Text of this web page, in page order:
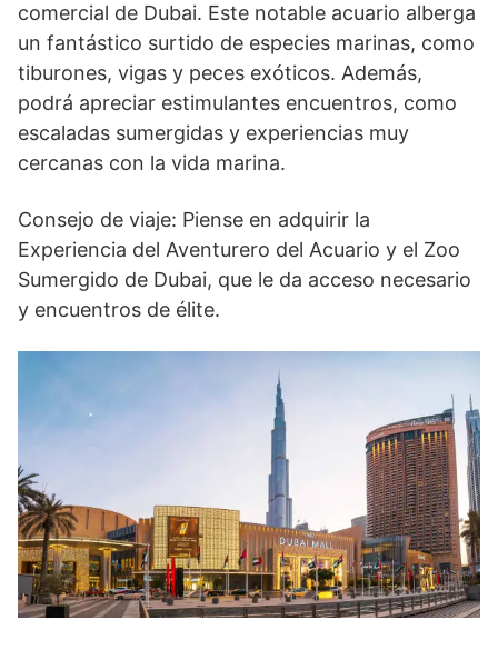
comercial de Dubai. Este notable acuario alberga
un fantástico surtido de especies marinas, como
tiburones, vigas y peces exóticos. Además,
podrá apreciar estimulantes encuentros, como
escaladas sumergidas y experiencias muy
cercanas con la vida marina.
Consejo de viaje: Piense en adquirir la
Experiencia del Aventurero del Acuario y el Zoo
Sumergido de Dubai, que le da acceso necesario
y encuentros de élite.